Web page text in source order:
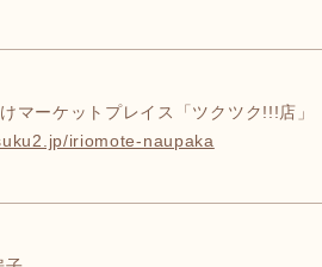
マーケットプレイス「ツクツク!!!店」
iriomote-naupaka